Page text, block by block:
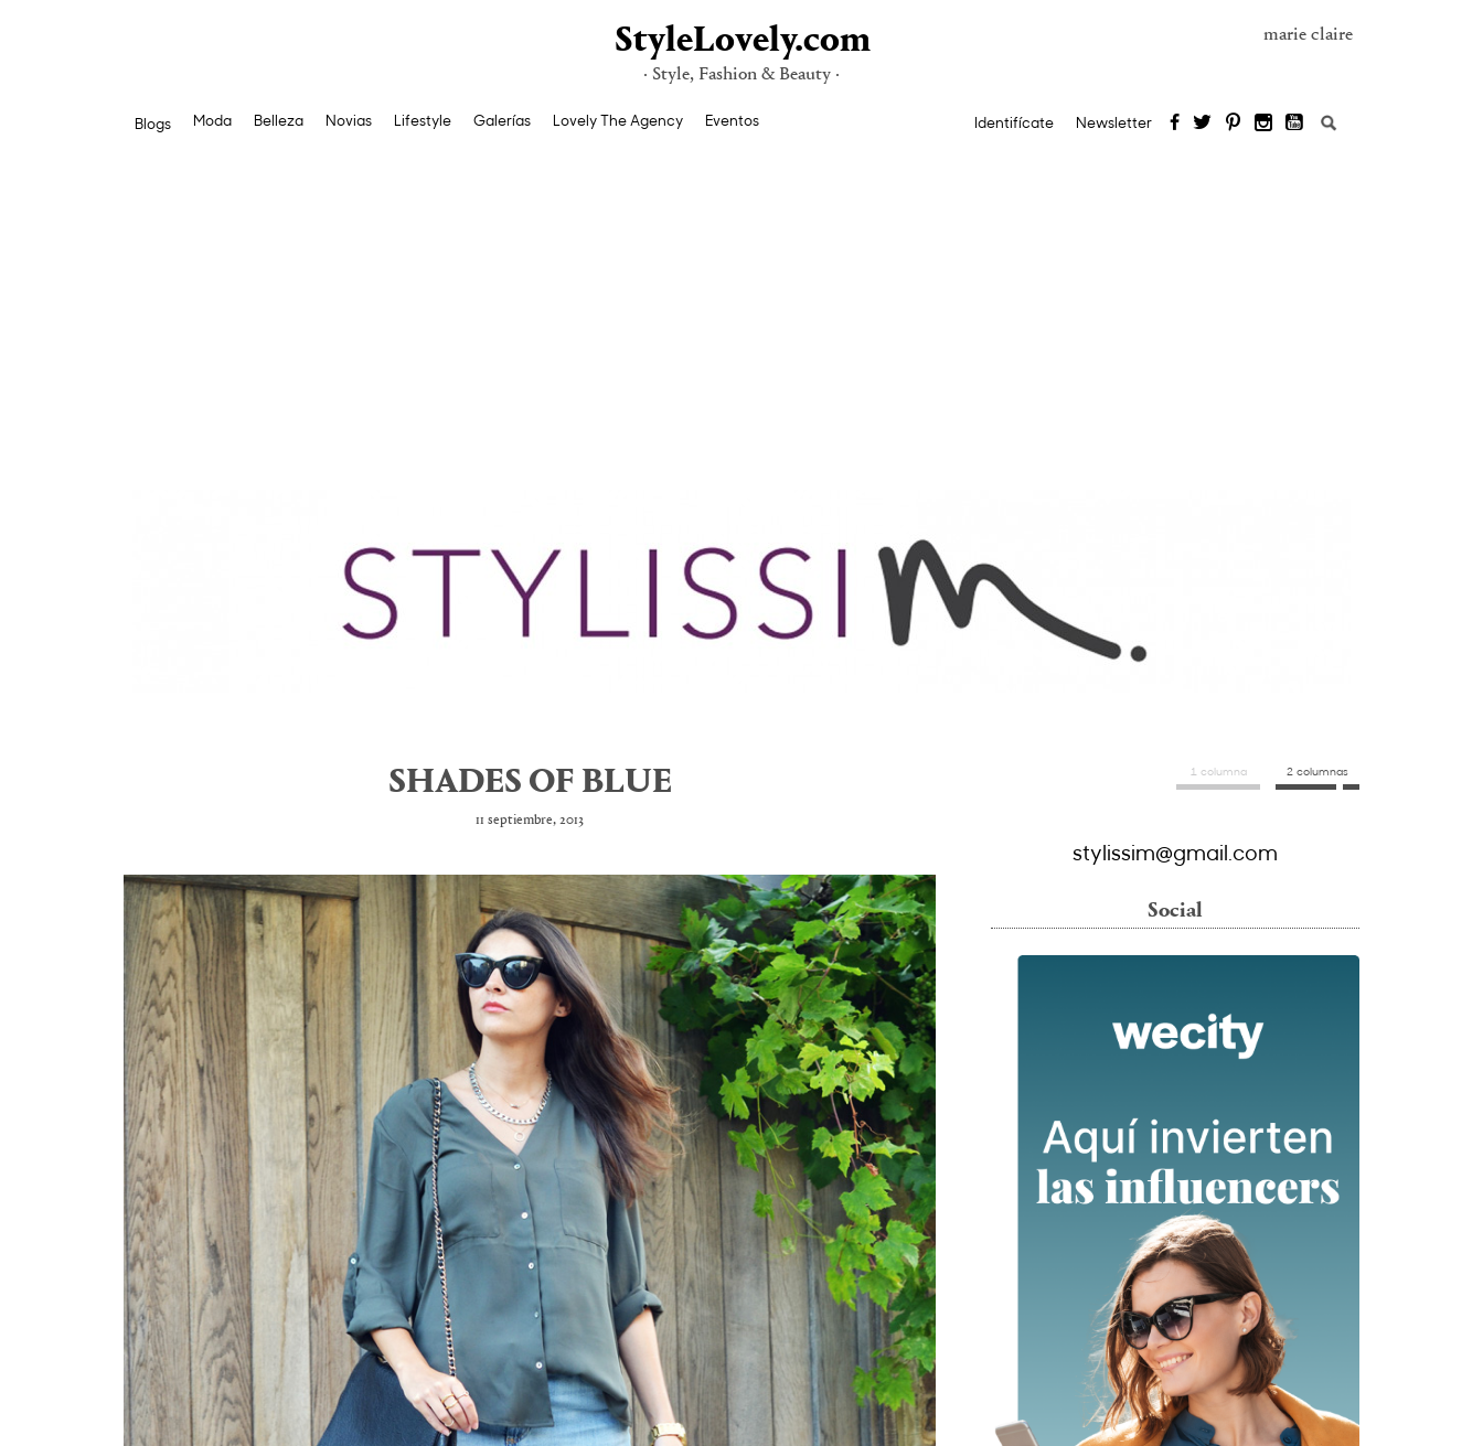
StyleLovely.com
· Style, Fashion & Beauty ·
marie claire
Blogs Moda Belleza Novias Lifestyle Galerías Lovely The Agency Eventos Identifícate Newsletter Buscar:
SHADES OF BLUE
11 septiembre, 2013
1 columna 2 columnas
stylissim@gmail.com
Social